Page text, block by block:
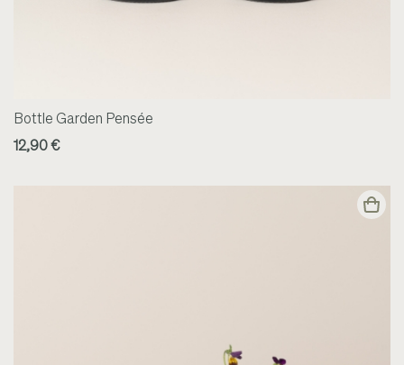
Bottle Garden Pensée
12,90 €